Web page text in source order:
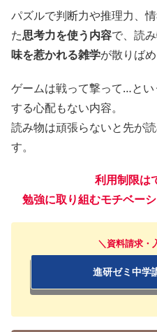
パズルで判断力や推理力、
た思考力を使う内容で、読
味を惹かれる雑学が散りば
ゲームは戦って撃って…と
する心配もない内容。
読み物は頑張らないと先が
す。
利用制限は
勉強に取り組むモチベー
＼資料請求・
進研ゼミ中学